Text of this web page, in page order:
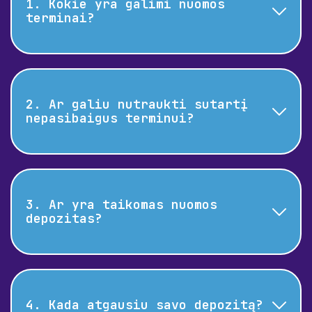
1. Kokie yra galimi nuomos
terminai?
Siūlome lanksčias nuomos sutartis
Jums reikės.
2. Ar galiu nutraukti sutartį
nepasibaigus terminui?
Taip, sutartį galite nutraukti
sutartyje numatytą dviejų mėnesių
3. Ar yra taikomas nuomos
depozitas?
Pasirašius ilgalaikę (ilgesnę nei
4. Kada atgausiu savo depozitą?